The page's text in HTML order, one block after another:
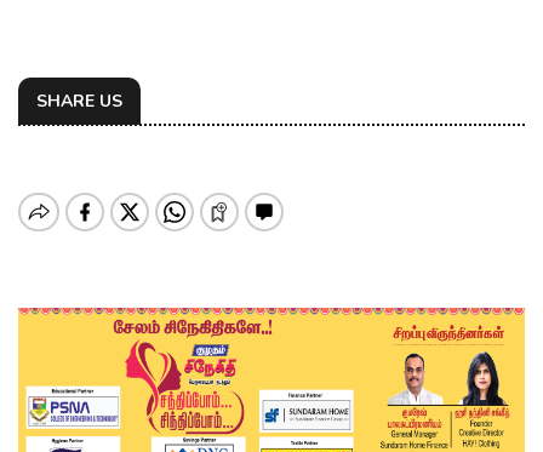
SHARE US